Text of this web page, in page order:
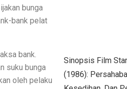
bunga
bank pelat
bank.
suku bunga
oleh pelaku
Sinopsis Film
(1986):